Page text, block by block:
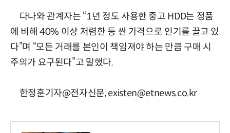
다나와 관계자는 “1년 정도 사용한 중고 HDD는 정품
에 비해 40% 이상 저렴한 등 싼 가격으로 인기를 끌고 있
다”며 “모든 거래를 본인이 책임져야 하는 만큼 구매 시
주의가 요구된다”고 말했다.
한정훈기자@전자신문, existen@etnews.co.kr